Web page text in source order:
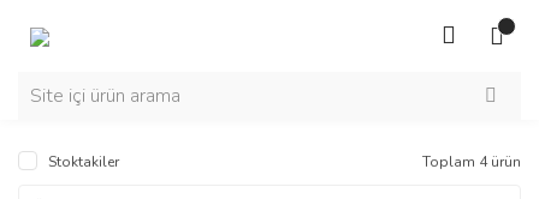
Stoktakiler Toplam 4 ürün